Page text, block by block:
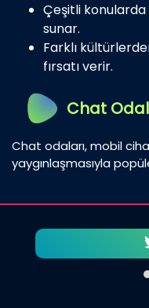
Çeşitli
sunar.
Farklı
fırsatı verir.
Chat
Chat odaları, mobil
yaygınlaşmasıyla